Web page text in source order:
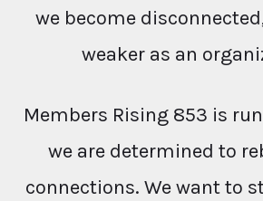
we become
weaker as an
Members Rising 853 is
we are determined to
connections. We want to